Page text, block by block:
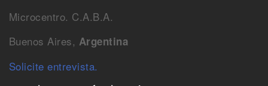
Microcentro. C.A.B.A.
Buenos Aires, Argentina
Solicite entrevista.